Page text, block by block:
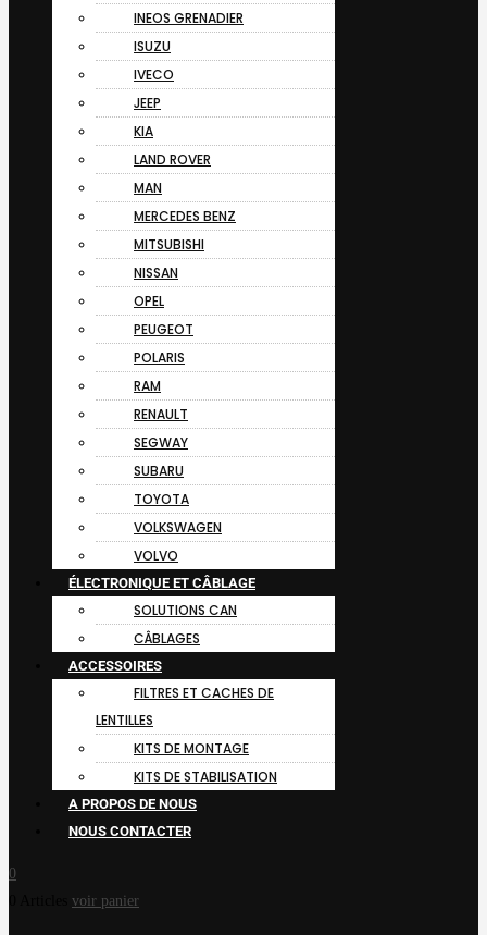
INEOS GRENADIER
ISUZU
IVECO
JEEP
KIA
LAND ROVER
MAN
MERCEDES BENZ
MITSUBISHI
NISSAN
OPEL
PEUGEOT
POLARIS
RAM
RENAULT
SEGWAY
SUBARU
TOYOTA
VOLKSWAGEN
VOLVO
ÉLECTRONIQUE ET CÂBLAGE
SOLUTIONS CAN
CÂBLAGES
ACCESSOIRES
FILTRES ET CACHES DE
LENTILLES
KITS DE MONTAGE
KITS DE STABILISATION
A PROPOS DE NOUS
NOUS CONTACTER
0
voir panier